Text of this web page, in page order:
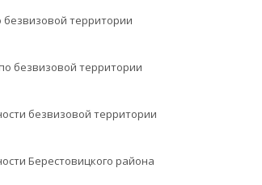
территории
безвизовой территории
безвизовой территории
Берестовицкого района